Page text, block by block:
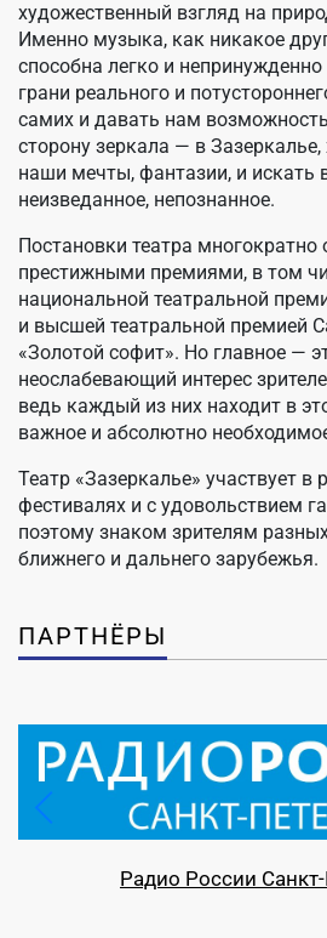
художественный взгляд на
Именно музыка, как никакое
способна легко и
грани реального и
самих и давать нам
сторону зеркала — в
наши мечты, фантазии, и искать
неизведанное, непознанное.
Постановки театра многократно
престижными премиями, в том
национальной театральной
и высшей театральной премией
«Золотой софит». Но главное —
неослабевающий интерес
ведь каждый из них находит в
важное и абсолютно
Театр «Зазеркалье» участвует в
фестивалях и с удовольствием
поэтому знаком зрителям
ближнего и дальнего зарубежья.
ПАРТНЁРЫ
Телеканал «Санкт-